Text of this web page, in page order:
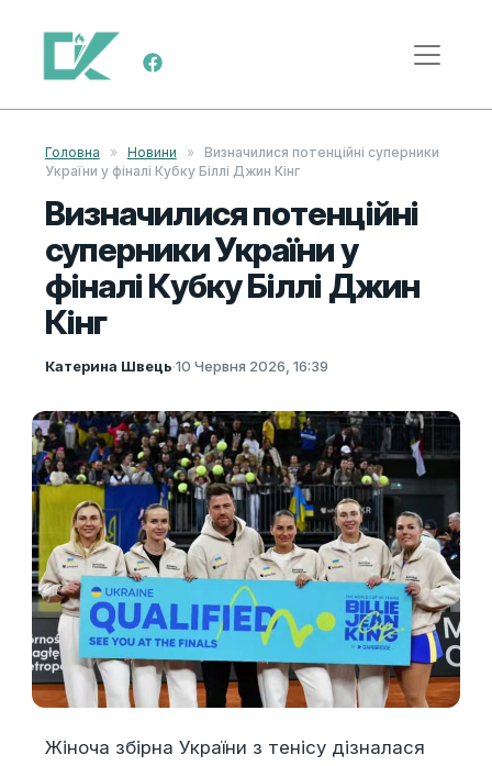
Skip to content
Main Navigation
Головна » Новини »
Визначилися потенційні суперники
України у фіналі Кубку Біллі Джин Кінг
Визначилися потенційні
суперники України у
фіналі Кубку Біллі Джин
Кінг
Катерина Швець·10 Червня 2026, 16:39
Жіноча збірна України з тенісу дізналася